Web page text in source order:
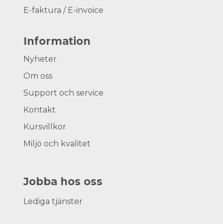
E-faktura / E-invoice
Information
Nyheter
Om oss
Support och service
Kontakt
Kursvillkor
Miljö och kvalitet
Jobba hos oss
Lediga tjänster